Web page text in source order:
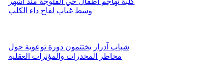
وسط غياب لقاح داء الكلب
شباب آدرار يختتمون دورة توعوية حول
مخاطر المخدرات والمؤثرات العقلية